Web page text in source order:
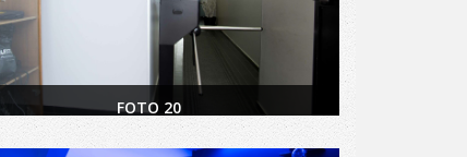
FOTO 20